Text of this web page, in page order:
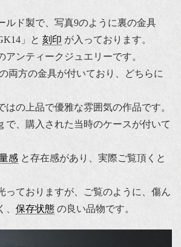
ルド製で、写真9のように裏の金具
」と 刻印 が入っております。
アンティークジュエリーです。
両方の金具が付いており、どちらに
はの上品で優雅な雰囲気の作品です。
で、購入された当時のケースが付いて
感 と存在感があり、実際ご覧頂くと
っておりますが、ご覧のように、傷ん
保存状態 の良い品物です。